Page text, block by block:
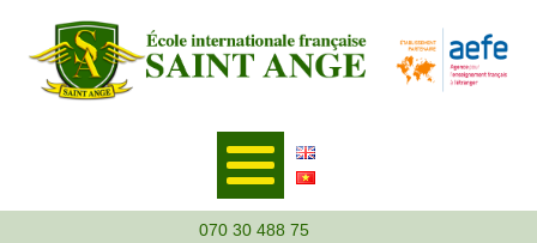
070 30 488 75